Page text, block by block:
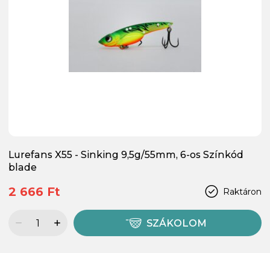
Lurefans X55 - Sinking 9,5g/55mm, 6-os Színkód
blade
Raktáron
2 666 Ft
SZÁKOLOM